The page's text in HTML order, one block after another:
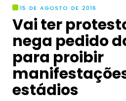
15 DE AGOSTO DE 2016
Vai ter
nega pedido
para proibir
estádios